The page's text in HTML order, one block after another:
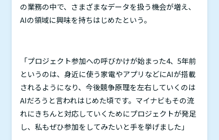
の業務の中で、さまざまなデータを扱う機会が増え、
AIの領域に興味を持ちはじめたという。
「プロジェクト参加への呼びかけが始まった4、 5年前
というのは、身近に使う家電やアプリなどにAIが搭載
されるようになり、今後競争原理を左右していくのは
AIだろうと言われはじめた頃です。マイナビもその流
れにきちんと対応していくためにプロジェクトが発足
し、私もぜひ参加をしてみたいと手を挙げました」